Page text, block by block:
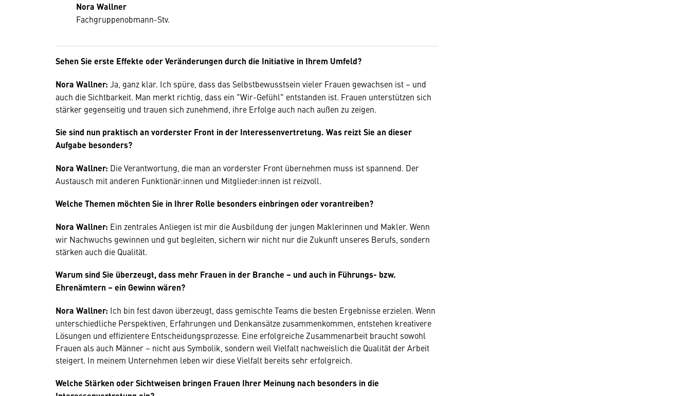
Nora Wallner
Fachgruppenobmann-Stv.
Sehen Sie erste Effekte oder Veränderungen durch die Initiative in Ihrem Umfeld?
Nora Wallner: Ja, ganz klar. Ich spüre, dass das Selbstbewusstsein vieler Frauen gewachsen ist – und
auch die Sichtbarkeit. Man merkt richtig, dass ein "Wir-Gefühl" entstanden ist. Frauen unterstützen sich
stärker gegenseitig und trauen sich zunehmend, ihre Erfolge auch nach außen zu zeigen.
Sie sind nun praktisch an vorderster Front in der Interessenvertretung. Was reizt Sie an dieser
Aufgabe besonders?
Nora Wallner: Die Verantwortung, die man an vorderster Front übernehmen muss ist spannend. Der
Austausch mit anderen Funktionär:innen und Mitglieder:innen ist reizvoll.
Welche Themen möchten Sie in Ihrer Rolle besonders einbringen oder vorantreiben?
Nora Wallner: Ein zentrales Anliegen ist mir die Ausbildung der jungen Maklerinnen und Makler. Wenn
wir Nachwuchs gewinnen und gut begleiten, sichern wir nicht nur die Zukunft unseres Berufs, sondern
stärken auch die Qualität.
Warum sind Sie überzeugt, dass mehr Frauen in der Branche – und auch in Führungs- bzw.
Ehrenämtern – ein Gewinn wären?
Nora Wallner: Ich bin fest davon überzeugt, dass gemischte Teams die besten Ergebnisse erzielen. Wenn
unterschiedliche Perspektiven, Erfahrungen und Denkansätze zusammenkommen, entstehen kreativere
Lösungen und effizientere Entscheidungsprozesse. Eine erfolgreiche Zusammenarbeit braucht sowohl
Frauen als auch Männer – nicht aus Symbolik, sondern weil Vielfalt nachweislich die Qualität der Arbeit
steigert. In meinem Unternehmen leben wir diese Vielfalt bereits sehr erfolgreich.
Welche Stärken oder Sichtweisen bringen Frauen Ihrer Meinung nach besonders in die